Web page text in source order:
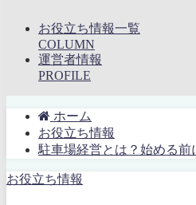
お役立ち情報一覧
COLUMN
運営者情報
PROFILE
ホーム
お役立ち情報
駐車場経営とは？始める
お役立ち情報